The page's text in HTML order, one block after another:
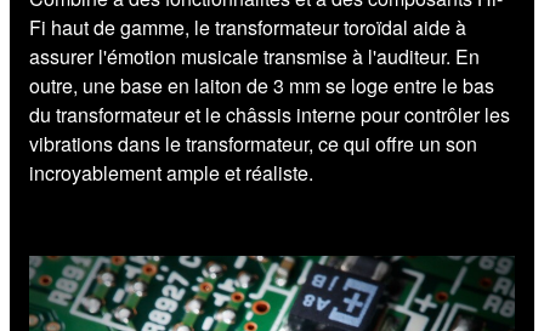
Fi haut de gamme, le transformateur toroïdal aide à
assurer l'émotion musicale transmise à l'auditeur. En
outre, une base en laiton de 3 mm se loge entre le bas
du transformateur et le châssis interne pour contrôler les
vibrations dans le transformateur, ce qui offre un son
incroyablement ample et réaliste.